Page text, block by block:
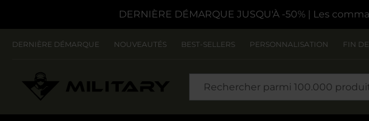
DERNIÈRE DÉMARQUE JUSQU'À -50% | Les
DERNIÈRE DÉMARQUE NOUVEAUTÉS BEST-SELLERS PERSONNALISATION FIN